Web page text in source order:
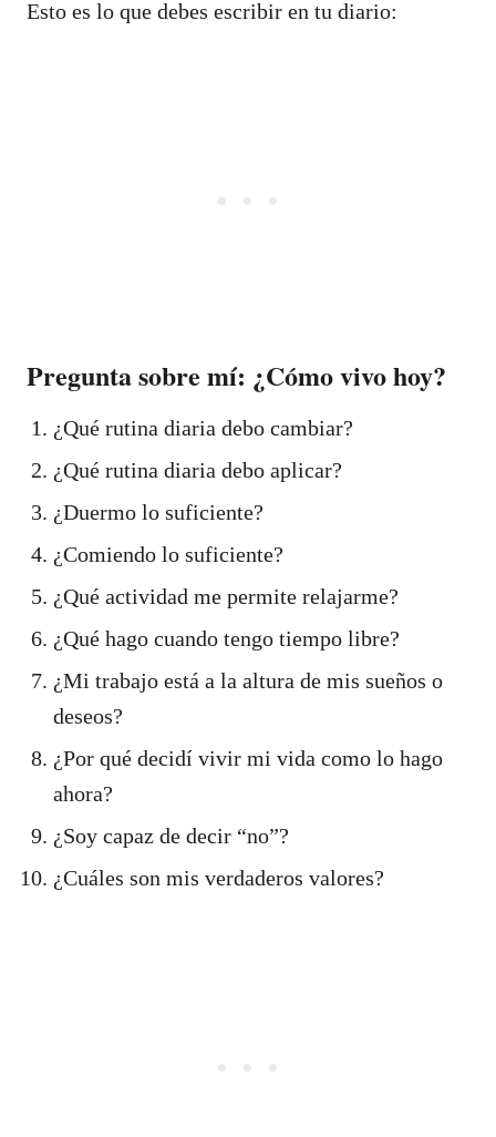
Esto es lo que debes escribir en tu diario:
Pregunta sobre mí: ¿Cómo vivo hoy?
¿Qué rutina diaria debo cambiar?
¿Qué rutina diaria debo aplicar?
¿Duermo lo suficiente?
¿Comiendo lo suficiente?
¿Qué actividad me permite relajarme?
¿Qué hago cuando tengo tiempo libre?
¿Mi trabajo está a la altura de mis sueños o
deseos?
¿Por qué decidí vivir mi vida como lo hago
ahora?
¿Soy capaz de decir “no”?
¿Cuáles son mis verdaderos valores?